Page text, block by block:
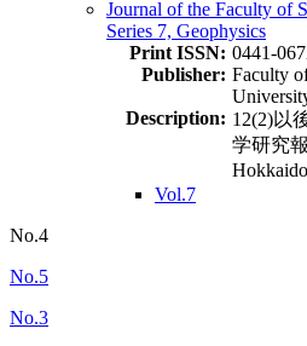
Journal of the Faculty of
Series 7, Geophysics
Print ISSN: 0441-
Publisher: Faculty
Description: 12(2)以
学研究
Vol.7
No.4
No.5
No.3